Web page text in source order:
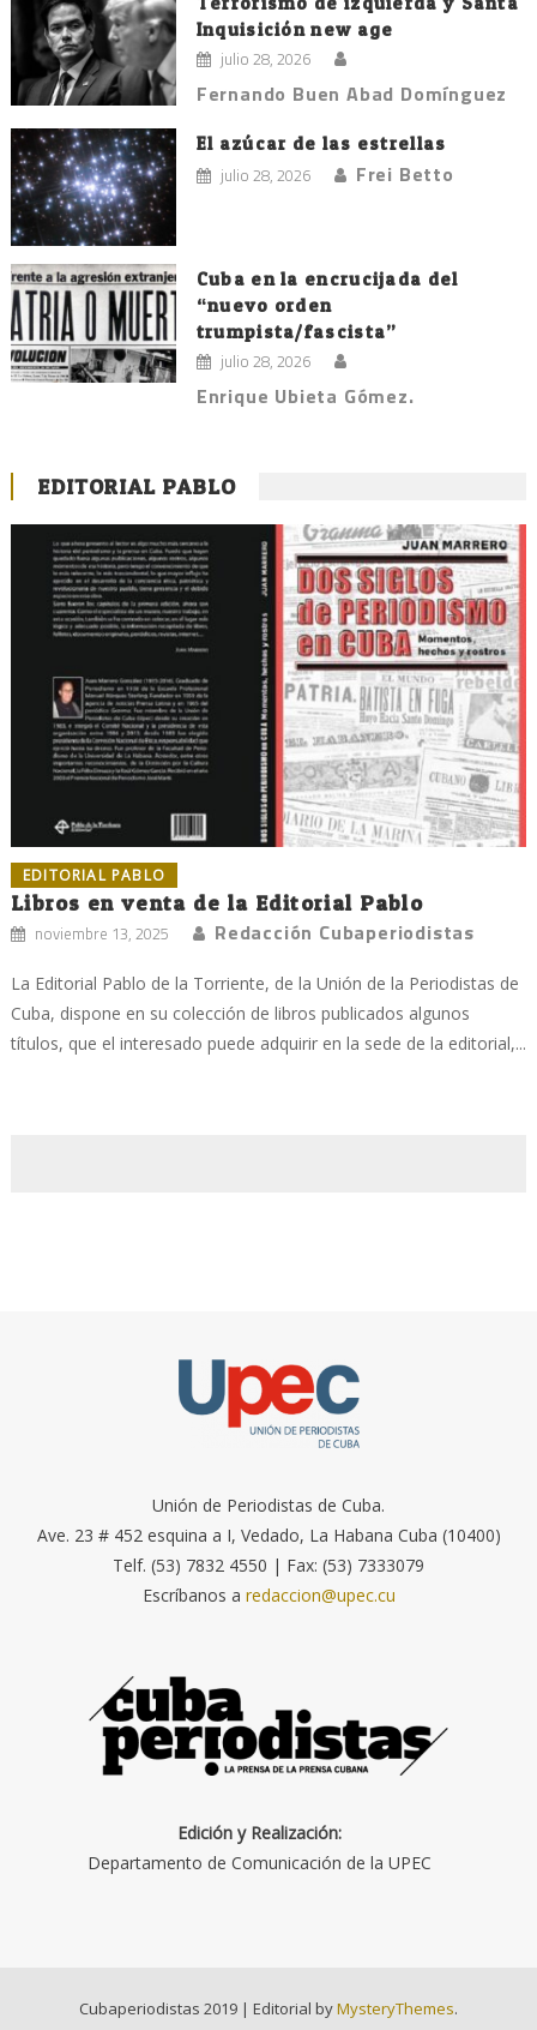
Inquisición new age
julio 28, 2026
Fernando Buen Abad Domínguez
El azúcar de las estrellas
julio 28, 2026 Frei Betto
Cuba en la encrucijada del
“nuevo orden
trumpista/fascista”
julio 28, 2026
Enrique Ubieta Gómez.
EDITORIAL PABLO
EDITORIAL PABLO
Libros en venta de la Editorial Pablo
noviembre 13, 2025 Redacción Cubaperiodistas
La Editorial Pablo de la Torriente, de la Unión de la Periodistas de
Cuba, dispone en su colección de libros publicados algunos
títulos, que el interesado puede adquirir en la sede de la editorial,...
Unión de Periodistas de Cuba.
Ave. 23 # 452 esquina a I, Vedado, La Habana Cuba (10400)
Telf. (53) 7832 4550 | Fax: (53) 7333079
Escríbanos a redaccion@upec.cu
Edición y Realización:
Departamento de Comunicación de la UPEC
Cubaperiodistas 2019 | Editorial byMysteryThemes.